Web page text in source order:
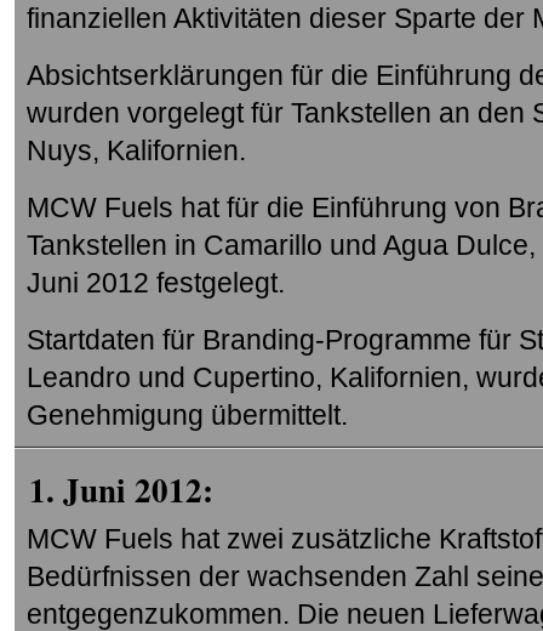
finanziellen Aktivitäten dieser Sparte der
Absichtserklärungen für die Einführung
wurden vorgelegt für Tankstellen an den
Nuys, Kalifornien.
MCW Fuels hat für die Einführung von
Tankstellen in Camarillo und Agua
Juni 2012 festgelegt.
Startdaten für Branding-Programme für
Leandro und Cupertino, Kalifornien,
Genehmigung übermittelt.
1. Juni 2012:
MCW Fuels hat zwei zusätzliche
Bedürfnissen der wachsenden Zahl
entgegenzukommen. Die neuen